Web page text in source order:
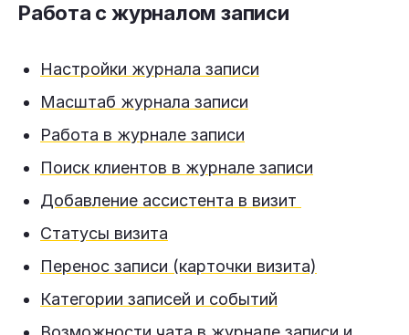
Работа с журналом записи
Настройки журнала записи
Масштаб журнала записи
Работа в журнале записи
Поиск клиентов в журнале записи
Добавление ассистента в визит
Статусы визита
Перенос записи (карточки визита)
Категории записей и событий